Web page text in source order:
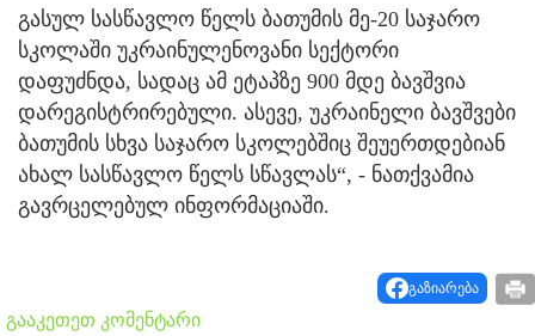
გასულ სასწავლო წელს ბათუმის მე-20 საჯარო
სკოლაში უკრაინულენოვანი სექტორი
დაფუძნდა, სადაც ამ ეტაპზე 900 მდე ბავშვია
დარეგისტრირებული. ასევე, უკრაინელი ბავშვები
ბათუმის სხვა საჯარო სკოლებშიც შეუერთდებიან
ახალ სასწავლო წელს სწავლას“, - ნათქვამია
გავრცელებულ ინფორმაციაში.
გაზიარება
გააკეთეთ კომენტარი